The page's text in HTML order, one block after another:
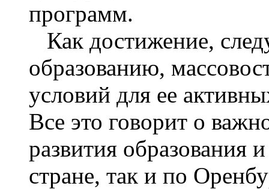
программ.
Как достижение,
образованию,
условий для ее
Все это говорит о
развития образования
стране, так и по